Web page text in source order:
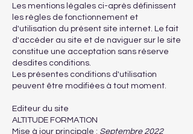
Les mentions légales ci-après définissent
les règles de fonctionnement et
d'utilisation du présent site internet. Le fait
d'accéder au site et de naviguer sur le site
constitue une acceptation sans réserve
desdites conditions.
Les présentes conditions d'utilisation
peuvent être modifiées à tout moment.
Editeur du site
ALTITUDE FORMATION
Mise à jour principale : Septembre 2022